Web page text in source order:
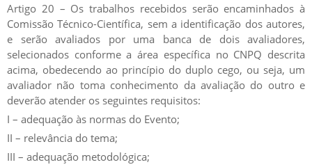
Artigo 20 – Os trabalhos recebidos serão encaminhados à
Comissão Técnico-Científica, sem a identificação dos autores,
e serão avaliados por uma banca de dois avaliadores,
selecionados conforme a área específica no CNPQ descrita
acima, obedecendo ao princípio do duplo cego, ou seja, um
avaliador não toma conhecimento da avaliação do outro e
deverão atender os seguintes requisitos:
I – adequação às normas do Evento;
II – relevância do tema;
III – adequação metodológica;